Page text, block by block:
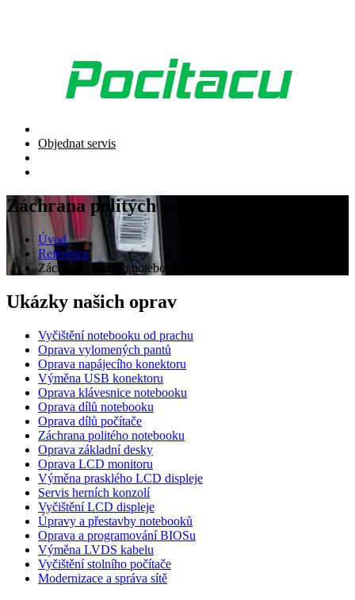
Objednat servis
Záchrana politých notebooků
Úvod
Reference
Záchrana politých notebooků vodou, kávou, colou
Ukázky našich oprav
Vyčištění notebooku od prachu
Oprava vylomených pantů
Oprava napájecího konektoru
Výměna USB konektoru
Oprava klávesnice notebooku
Oprava dílů notebooku
Oprava dílů počítače
Záchrana politého notebooku
Oprava základní desky
Oprava LCD monitoru
Výměna prasklého LCD displeje
Servis herních konzolí
Vyčištění LCD displeje
Úpravy a přestavby notebooků
Oprava a programování BIOSu
Výměna LVDS kabelu
Vyčištění stolního počítače
Modernizace a správa sítě